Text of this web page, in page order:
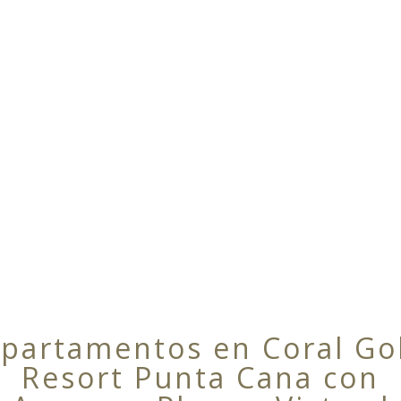
en Coral
Resort Punta Cana con